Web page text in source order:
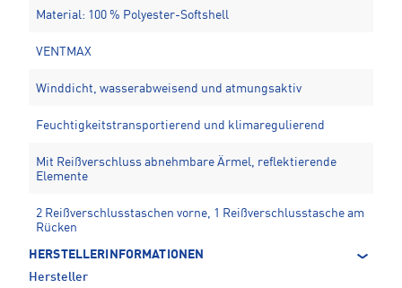
Material: 100 % Polyester-Softshell
VENTMAX
Winddicht, wasserabweisend und atmungsaktiv
Feuchtigkeitstransportierend und klimaregulierend
Mit Reißverschluss abnehmbare Ärmel, reflektierende
Elemente
2 Reißverschlusstaschen vorne, 1 Reißverschlusstasche am
Rücken
HERSTELLERINFORMATIONEN
Hersteller